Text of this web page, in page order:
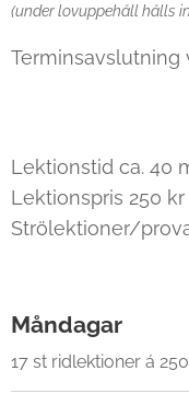
(under lovuppehåll hålls
Terminsavslutning
Lektionstid ca. 40
Lektionspris 250
Strölektioner/
Måndagar
17 st ridlektioner á